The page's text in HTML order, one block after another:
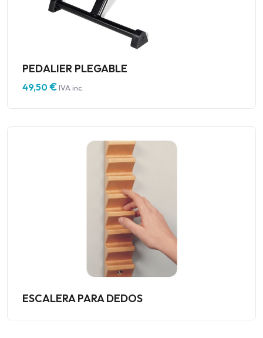
PEDALIER PLEGABLE
49,50€IVA inc.
ESCALERA PARA DEDOS